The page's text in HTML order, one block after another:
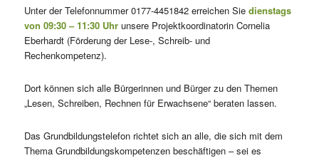
Unter der Telefonnummer 0177-4451842 erreichen Sie dienstags
von 09:30 – 11:30 Uhrunsere Projektkoordinatorin Cornelia
Eberhardt (Förderung der Lese-, Schreib- und
Rechenkompetenz).
Dort können sich alle Bürgerinnen und Bürger zu den Themen
„Lesen, Schreiben, Rechnen für Erwachsene“ beraten lassen.
Das Grundbildungstelefon richtet sich an alle, die sich mit dem
Thema Grundbildungskompetenzen beschäftigen – sei es